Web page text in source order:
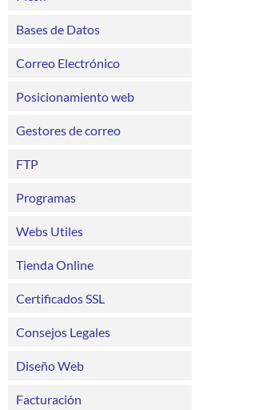
Bases de Datos
Correo Electrónico
Posicionamiento web
Gestores de correo
FTP
Programas
Webs Utiles
Tienda Online
Certificados SSL
Consejos Legales
Diseño Web
Facturación